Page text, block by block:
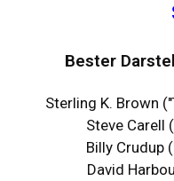
Bester
Sterling K. Brown
Steve Carell
Billy Crudup
David